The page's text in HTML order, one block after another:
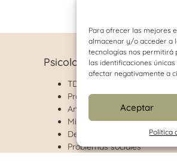
Para ofrecer las mejores
almacenar y/o acceder a
tecnologías nos permitirá
las identificaciones
afectar negativamente a
Aceptar
Política
Psicología infanto-juvenil
TDAH
Problemas de conducta
Ansiedad
Miedos y fobias
Depresión
Problemas sociales